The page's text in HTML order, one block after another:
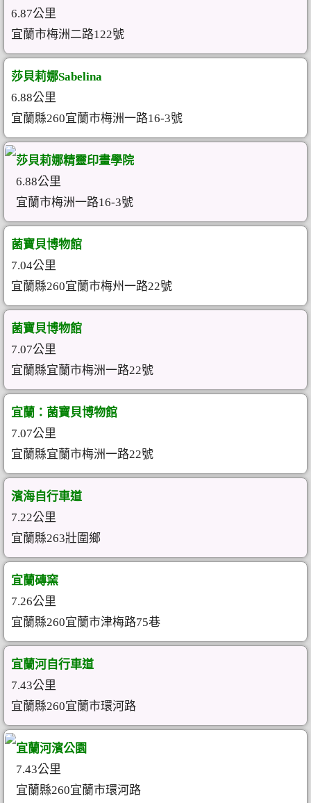
6.87公里
宜蘭市梅洲二路122號
莎貝莉娜Sabelina
6.88公里
宜蘭縣260宜蘭市梅洲一路16-3號
莎貝莉娜精靈印畫學院
6.88公里
宜蘭市梅洲一路16-3號
菌寶貝博物館
7.04公里
宜蘭縣260宜蘭市梅州一路22號
菌寶貝博物館
7.07公里
宜蘭縣宜蘭市梅洲一路22號
宜蘭：菌寶貝博物館
7.07公里
宜蘭縣宜蘭市梅洲一路22號
濱海自行車道
7.22公里
宜蘭縣263壯圍鄉
宜蘭磚窯
7.26公里
宜蘭縣260宜蘭市津梅路75巷
宜蘭河自行車道
7.43公里
宜蘭縣260宜蘭市環河路
宜蘭河濱公園
7.43公里
宜蘭縣260宜蘭市環河路